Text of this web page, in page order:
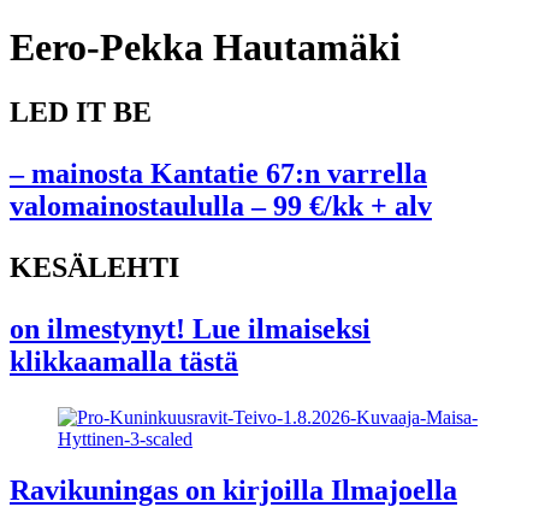
Eero-Pekka Hautamäki
LED IT BE
– mainosta Kantatie 67:n varrella
valomainostaululla – 99 €/kk + alv
KESÄLEHTI
on ilmestynyt! Lue ilmaiseksi
klikkaamalla tästä
Ravikuningas on kirjoilla Ilmajoella